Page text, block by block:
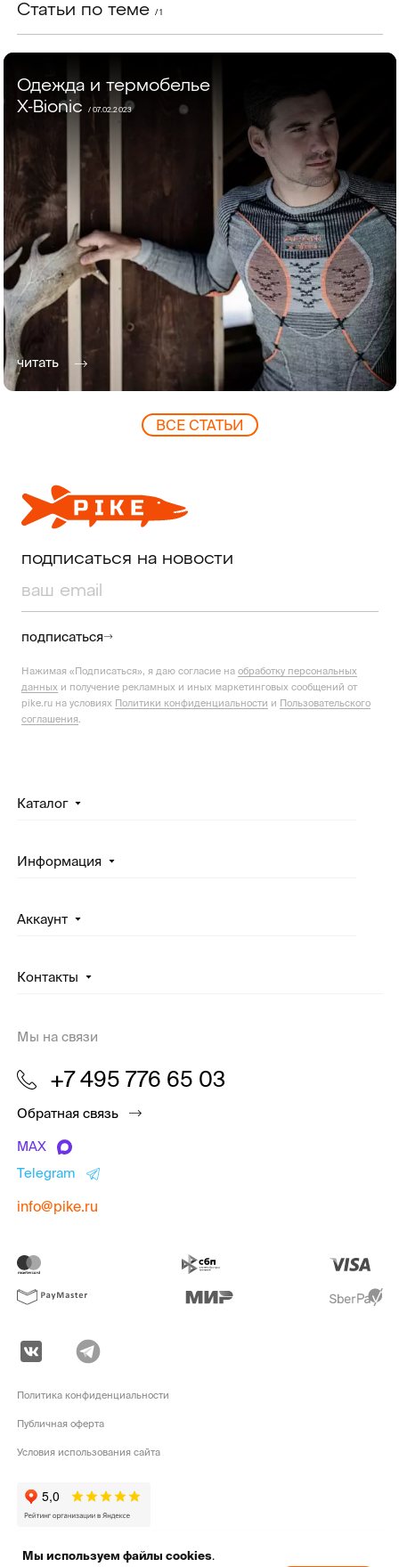
Статьи по теме / 1
Одежда и термобелье
X-Bionic
/07.02.2023
читать
ВCЕ СТАТЬИ
подписаться на новости
подписаться
Нажимая «Подписаться», я даю согласие на обработку персональных
данных и получение рекламных и иных маркетинговых сообщений от
pike.ru на условиях Политики конфиденциальности и Пользовательского
соглашения
Каталог
Информация
Аккаунт
Контакты
Мы на связи
+7 495 776 65 03
Обратная связь
MAX
Telegram
info@pike.ru
pike.ru © 2010 - 2026 | Высококачественная
Политика конфиденциальности
Публичная оферта
Условия использования сайта
Мы используем файлы cookies.